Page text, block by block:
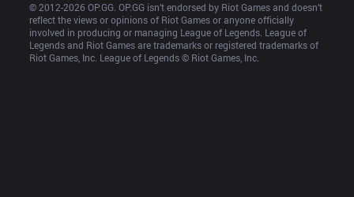
© 2012-2026 OP.GG. OP.GG isn’t endorsed by Riot Games and doesn’t
reflect the views or opinions of Riot Games or anyone officially
involved in producing or managing League of Legends. League of
Legends and Riot Games are trademarks or registered trademarks of
Riot Games, Inc. League of Legends © Riot Games, Inc.